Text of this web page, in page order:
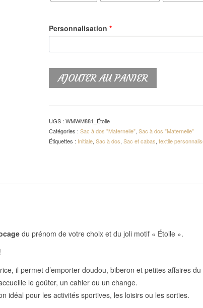
Personnalisation *
AJOUTER AU PANIER
UGS : WMWM881_Étoile
Catégories : Sac à dos "Maternelle", Sac à dos "Maternelle"
Étiquettes : Initiale, Sac à dos, Sac et cabas, textile
du prénom de votre choix et du joli motif « Étoile ».
il permet d’emporter doudou, biberon et petites affaires
le goûter, un cahier ou un change.
idéal pour les activités sportives, les loisirs ou les sorties.